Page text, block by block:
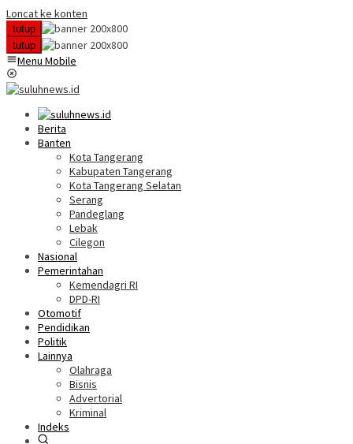
Loncat ke konten
tutup
tutup
Menu Mobile
Berita
Banten
Kota Tangerang
Kabupaten Tangerang
Kota Tangerang Selatan
Serang
Pandeglang
Lebak
Cilegon
Nasional
Pemerintahan
Kemendagri RI
DPD-RI
Otomotif
Pendidikan
Politik
Lainnya
Olahraga
Bisnis
Advertorial
Kriminal
Indeks